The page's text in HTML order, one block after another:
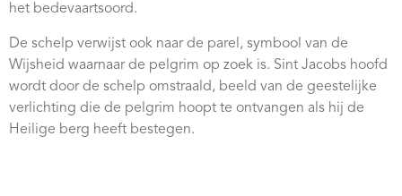
het bedevaartsoord.
De schelp verwijst ook naar de parel, symbool van de
Wijsheid waarnaar de pelgrim op zoek is. Sint Jacobs hoofd
wordt door de schelp omstraald, beeld van de geestelijke
verlichting die de pelgrim hoopt te ontvangen als hij de
Heilige berg heeft bestegen.